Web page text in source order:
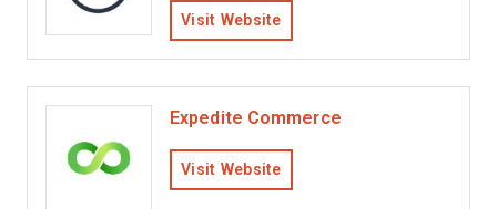
Visit Website
Expedite Commerce
Visit Website